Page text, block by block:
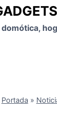
Portada »